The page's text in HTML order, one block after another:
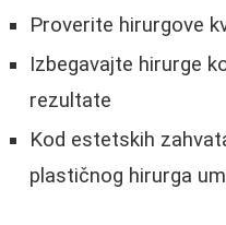
Proverite hirurgove
Izbegavajte hirurge
rezultate
Kod estetskih
plastičnog hirurga